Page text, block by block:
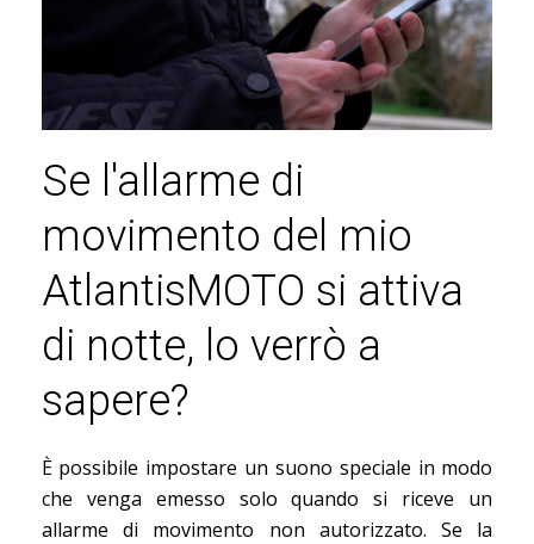
Se l'allarme di
movimento del mio
AtlantisMOTO si attiva
di notte, lo verrò a
sapere?
È possibile impostare un suono speciale in modo
che venga emesso solo quando si riceve un
allarme di movimento non autorizzato. Se la